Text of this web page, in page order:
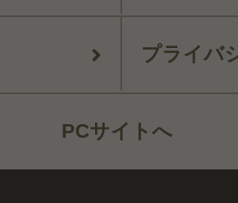
プライバ
PCサイトへ